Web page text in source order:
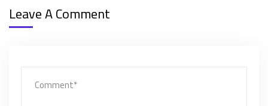
Leave A Comment